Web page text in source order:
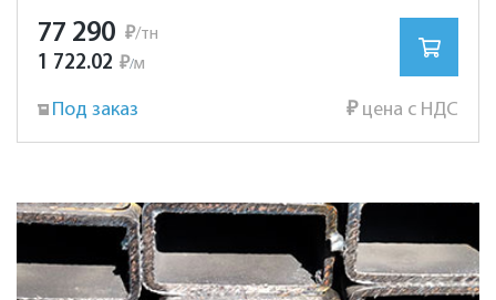
77 290 ₽/тн
1 722.02 ₽/м
Под заказ ₽цена с НДС